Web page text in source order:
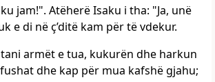
ku jam!". Atëherë Isaku i tha: "Ja, unë
e di në ç’ditë kam për të vdekur.
armët e tua, kukurën dhe harkun
dhe kap për mua kafshë gjahu;